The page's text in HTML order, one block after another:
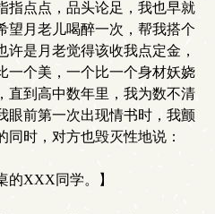
点点，品头论足，我也早就
望月老儿喝醉一次，帮我搭个
是月老觉得该收我点定金，
一个美，一个比一个身材妖娆
直到高中数年里，我为数不清
眼前第一次出现情书时，我颤
时，对方也毁灭性地说：
XXX同学。】